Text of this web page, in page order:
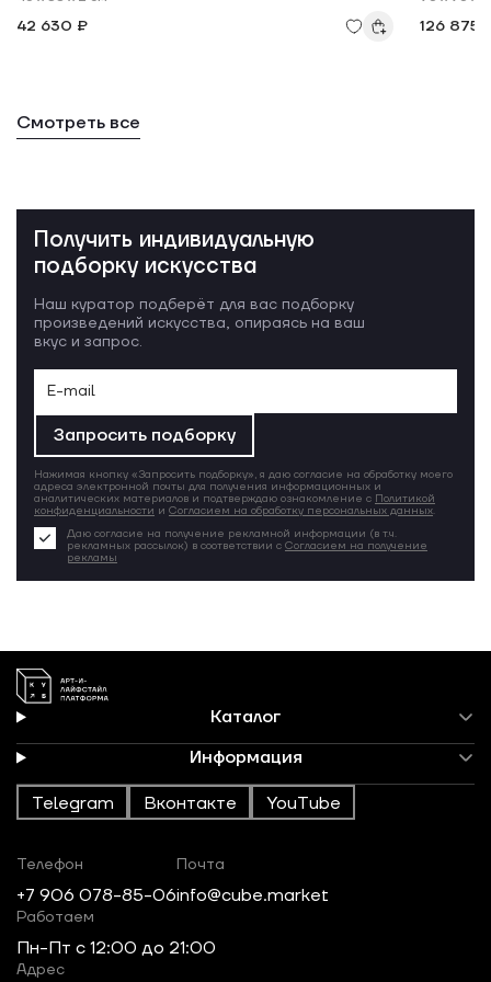
42 630 ₽ 126 875
Смотреть все
Получить индивидуальную
подборку искусства
Наш куратор подберёт для вас подборку
произведений искусства, опираясь на ваш
вкус и запрос.
Запросить подборку
Нажимая кнопку «Запросить подборку», я даю согласие на обработку моего
адреса электронной почты для получения информационных и
аналитических материалов и подтверждаю ознакомление с Политикой
конфиденциальности и Согласием на обработку персональных данных.
Даю согласие на получение рекламной информации (в т.ч.
рекламных рассылок) в соответствии с Согласием на получение
рекламы
Каталог
Информация
Telegram Вконтакте YouTube
Телефон
+7 906 078-85-06
Почта
info@cube.market
Работаем
Пн-Пт c 12:00 до 21:00
Адрес